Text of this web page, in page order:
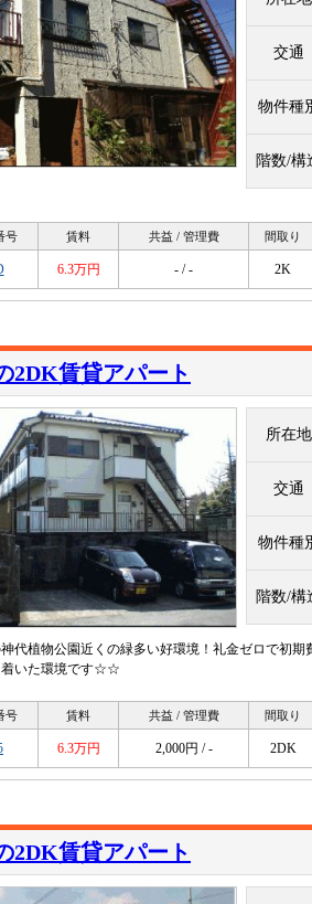
交通
物件種
階数/構
号 賃料 共益 / 管理費 間取り
6.3万円 - / - 2K
2DK賃貸アパート
所在地
交通
物件種
階数/構
代植物公園近くの緑多い好環境！礼金ゼロで初
着いた環境です☆☆
号 賃料 共益 / 管理費 間取り
6.3万円 2,000円 / - 2DK
2DK賃貸アパート